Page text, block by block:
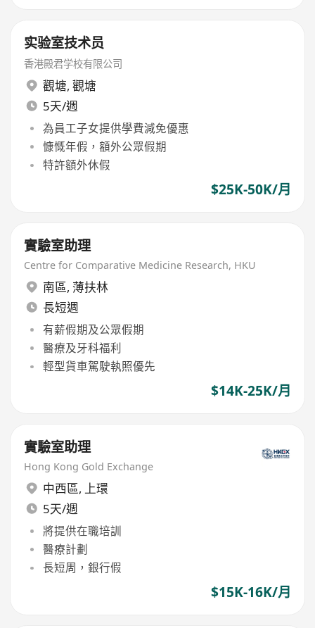
实验室技术员
香港殿君学校有限公司
觀塘, 觀塘
5天/週
為員工子女提供學費減免優惠
慷慨年假，額外公眾假期
特許額外休假
$25K-50K/月
實驗室助理
Centre for Comparative Medicine Research, HKU
南區, 薄扶林
長短週
有薪假期及公眾假期
醫療及牙科福利
輕型貨車駕駛執照優先
$14K-25K/月
實驗室助理
Hong Kong Gold Exchange
中西區, 上環
5天/週
將提供在職培訓
醫療計劃
長短周，銀行假
$15K-16K/月